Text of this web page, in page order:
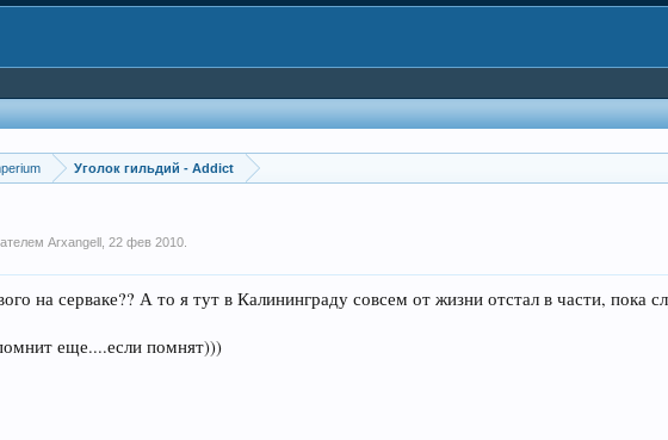
Уголок гильдий - Addict
Arxangell ,22 фев 2010
на серваке?? А то я тут в Калининграду совсем от жизни отстал в части, пока
еще....если помнят)))